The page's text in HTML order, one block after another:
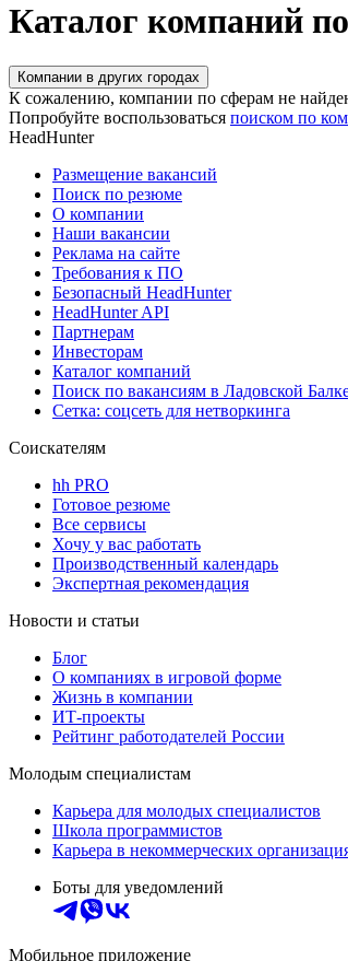
Каталог компаний
Компании в других городах
К сожалению, компании по сферам не
Попробуйте воспользоваться поиском по
HeadHunter
Размещение вакансий
Поиск по резюме
О компании
Наши вакансии
Реклама на сайте
Требования к ПО
Безопасный HeadHunter
HeadHunter API
Партнерам
Инвесторам
Каталог компаний
Поиск по вакансиям в Ладовской
Сетка: соцсеть для нетворкинга
Соискателям
hh PRO
Готовое резюме
Все сервисы
Хочу у вас работать
Производственный календарь
Экспертная рекомендация
Новости и статьи
Блог
О компаниях в игровой форме
Жизнь в компании
ИТ-проекты
Рейтинг работодателей России
Молодым специалистам
Карьера для молодых специалистов
Школа программистов
Карьера в некоммерческих
Боты для уведомлений
Мобильное приложение